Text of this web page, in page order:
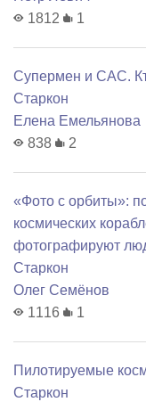
1812
1
Супермен и САС.
Старкон
Елена Емельянова
838
2
«Фото с орбиты»:
космических
фотографируют
Старкон
Олег Семёнов
1116
1
Пилотируемые
Старкон